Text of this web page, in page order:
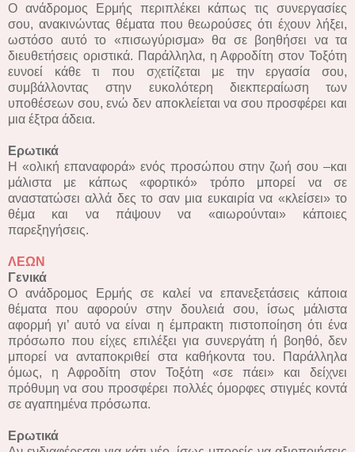
Ο ανάδρομος Ερμής περιπλέκει κάπως τις συνεργασίες
σου, ανακινώντας θέματα που θεωρούσες ότι έχουν λήξει,
ωστόσο αυτό το «πισωγύρισμα» θα σε βοηθήσει να τα
διευθετήσεις οριστικά. Παράλληλα, η Αφροδίτη στον Τοξότη
ευνοεί κάθε τι που σχετίζεται με την εργασία σου,
συμβάλλοντας στην ευκολότερη διεκπεραίωση των
υποθέσεων σου, ενώ δεν αποκλείεται να σου προσφέρει και
μια έξτρα άδεια.
Ερωτικά
Η «ολική επαναφορά» ενός προσώπου στην ζωή σου –και
μάλιστα με κάπως «φορτικό» τρόπο μπορεί να σε
αναστατώσει αλλά δες το σαν μια ευκαιρία να «κλείσει» το
θέμα και να πάψουν να «αιωρούνται» κάποιες
παρεξηγήσεις.
ΛΕΩΝ
Γενικά
Ο ανάδρομος Ερμής σε καλεί να επανεξετάσεις κάποια
θέματα που αφορούν στην δουλειά σου, ίσως μάλιστα
αφορμή γι’ αυτό να είναι η έμπρακτη πιστοποίηση ότι ένα
πρόσωπο που είχες επιλέξει για συνεργάτη ή βοηθό, δεν
μπορεί να ανταποκριθεί στα καθήκοντα του. Παράλληλα
όμως, η Αφροδίτη στον Τοξότη «σε πάει» και δείχνει
πρόθυμη να σου προσφέρει πολλές όμορφες στιγμές κοντά
σε αγαπημένα πρόσωπα.
Ερωτικά